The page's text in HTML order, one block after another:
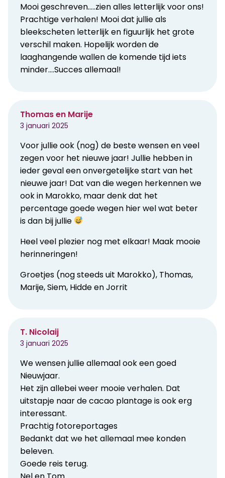
Mooi geschreven…..zien alles letterlijk voor ons!
Prachtige verhalen! Mooi dat jullie als
bleekscheten letterlijk en figuurlijk het grote
verschil maken. Hopelijk worden de
laaghangende wallen de komende tijd iets
minder….Succes allemaal!
Thomas en Marije
3 januari 2025
Voor jullie ook (nog) de beste wensen en veel
zegen voor het nieuwe jaar! Jullie hebben in
ieder geval een onvergetelijke start van het
nieuwe jaar! Dat van die wegen herkennen we
ook in Marokko, maar denk dat het
percentage goede wegen hier wel wat beter
is dan bij jullie
Heel veel plezier nog met elkaar! Maak mooie
herinneringen!
Groetjes (nog steeds uit Marokko), Thomas,
Marije, Siem, Hidde en Jorrit
T. Nicolaij
3 januari 2025
We wensen jullie allemaal ook een goed
Nieuwjaar.
Het zijn allebei weer mooie verhalen. Dat
uitstapje naar de cacao plantage is ook erg
interessant.
Prachtig fotoreportages
Bedankt dat we het allemaal mee konden
beleven.
Goede reis terug.